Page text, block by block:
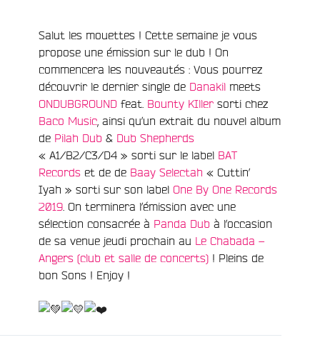
Salut les mouettes ! Cette semaine je vous
propose une émission sur le dub ! On
commencera les nouveautés : Vous pourrez
découvrir le dernier single de Danakil meets
ONDUBGROUND feat. Bounty KIllersorti chez
Baco Music , ainsi qu’un extrait du nouvel album
de Pilah Dub & Dub Shepherds
« A1/B2/C3/D4 » sorti sur le label BAT
Records et de de Baay Selectah « Cuttin’
Iyah » sorti sur son label One By One Records
2019 . On terminera l’émission avec une
sélection consacrée à Panda Dub à l’occasion
de sa venue jeudi prochain au Le Chabada –
Angers (club et salle de concerts) ! Pleins de
bon Sons ! Enjoy !